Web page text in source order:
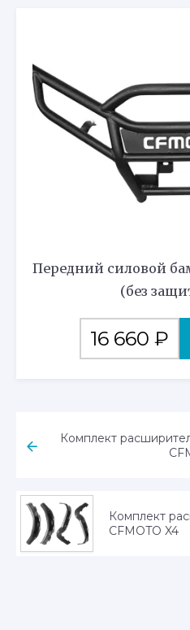
Передний силовой
(без
16 660 ₽
Комплект
Комплект
CFMOTO X4